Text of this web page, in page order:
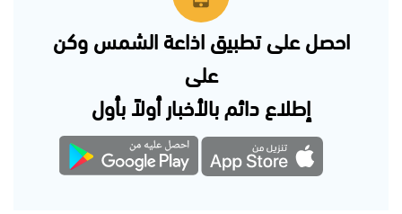
احصل على تطبيق اذاعة الشمس وكن
على
إطلاع دائم بالأخبار أولاً بأول